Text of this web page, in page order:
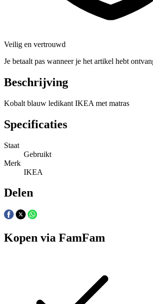
Veilig en vertrouwd
Je betaalt pas wanneer je het artikel hebt
Beschrijving
Kobalt blauw ledikant IKEA met matras
Specificaties
Staat
Gebruikt
Merk
IKEA
Delen
Kopen via FamFam